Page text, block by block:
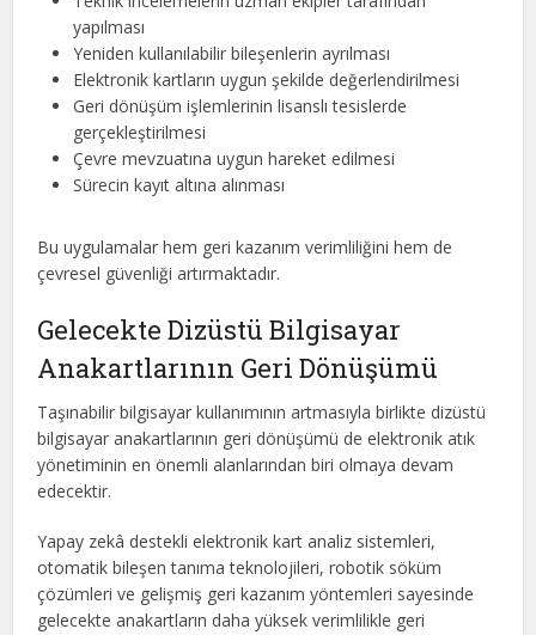
yapılması
Yeniden kullanılabilir bileşenlerin ayrılması
Elektronik kartların uygun şekilde değerlendirilmesi
Geri dönüşüm işlemlerinin lisanslı tesislerde
gerçekleştirilmesi
Çevre mevzuatına uygun hareket edilmesi
Sürecin kayıt altına alınması
Bu uygulamalar hem geri kazanım verimliliğini hem de
çevresel güvenliği artırmaktadır.
Gelecekte Dizüstü Bilgisayar
Anakartlarının Geri Dönüşümü
Taşınabilir bilgisayar kullanımının artmasıyla birlikte dizüstü
bilgisayar anakartlarının geri dönüşümü de elektronik atık
yönetiminin en önemli alanlarından biri olmaya devam
edecektir.
Yapay zekâ destekli elektronik kart analiz sistemleri,
otomatik bileşen tanıma teknolojileri, robotik söküm
çözümleri ve gelişmiş geri kazanım yöntemleri sayesinde
gelecekte anakartların daha yüksek verimlilikle geri